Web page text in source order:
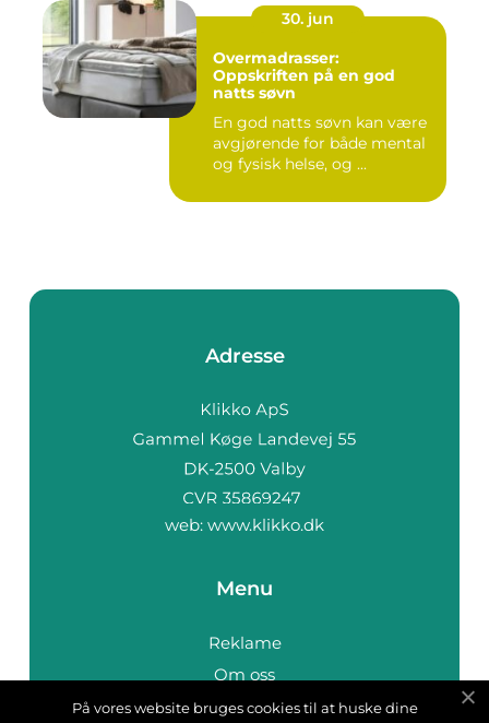
30. jun
Overmadrasser:
Oppskriften på en god
natts søvn
En god natts søvn kan være
avgjørende for både mental
og fysisk helse, og ...
Adresse
web: www.klikko.dk
Menu
Reklame
Om oss
Cookies
På vores website bruges cookies til at huske dine